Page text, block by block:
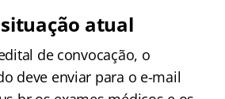
situação atual
de convocação, o
deve enviar para o e-mail